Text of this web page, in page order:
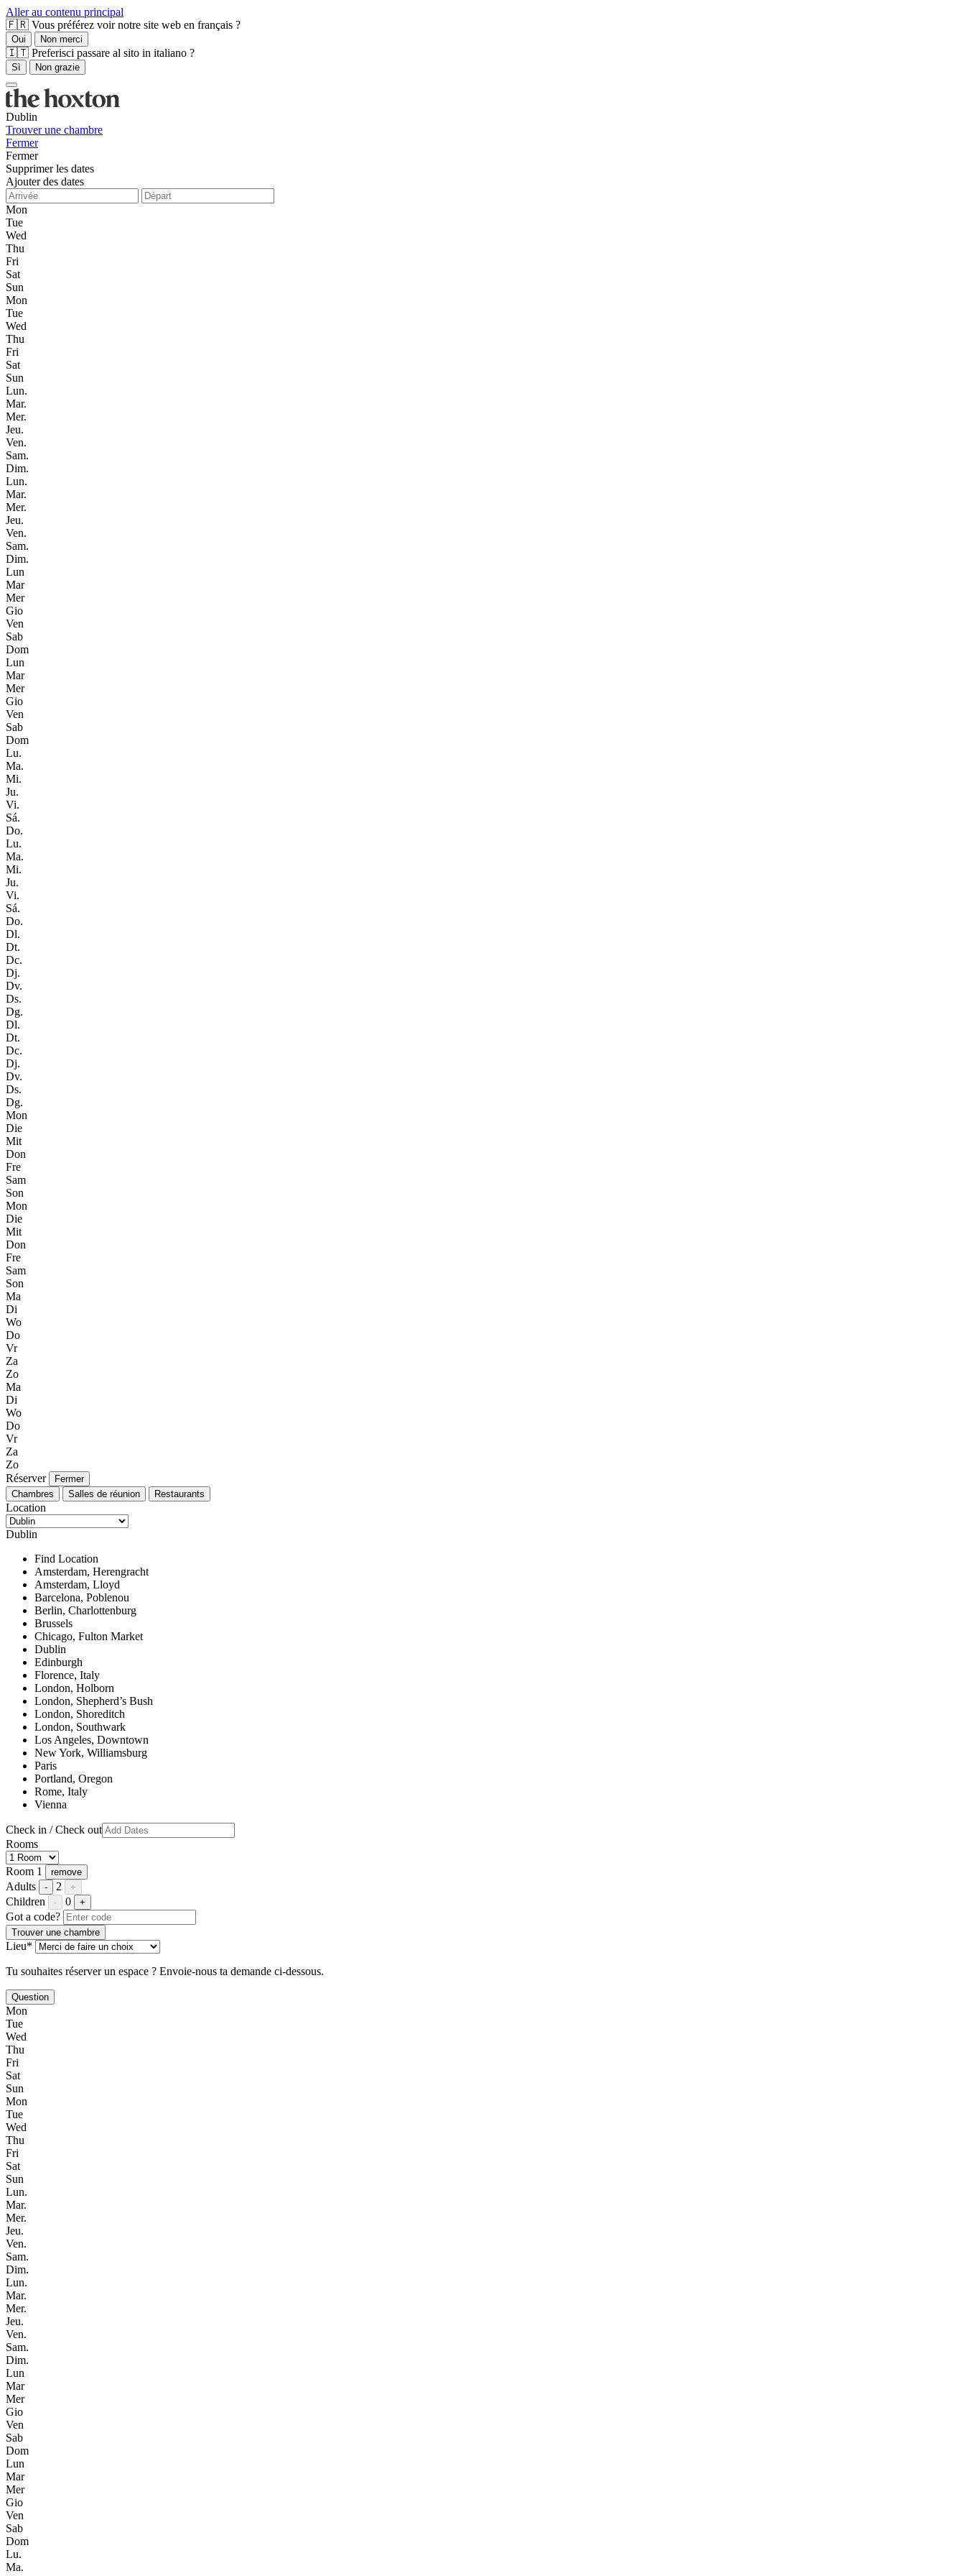
Aller au contenu principal
🇫🇷 Vous préférez voir notre site web en français ?
Oui Non merci
🇮🇹 Preferisci passare al sito in italiano ?
Sì Non grazie
Dublin
Trouver une chambre
Fermer
Fermer
Supprimer les dates
Ajouter des dates
Mon
Tue
Wed
Thu
Fri
Sat
Sun
Mon
Tue
Wed
Thu
Fri
Sat
Sun
Lun.
Mar.
Mer.
Jeu.
Ven.
Sam.
Dim.
Lun.
Mar.
Mer.
Jeu.
Ven.
Sam.
Dim.
Lun
Mar
Mer
Gio
Ven
Sab
Dom
Lun
Mar
Mer
Gio
Ven
Sab
Dom
Lu.
Ma.
Mi.
Ju.
Vi.
Sá.
Do.
Lu.
Ma.
Mi.
Ju.
Vi.
Sá.
Do.
Dl.
Dt.
Dc.
Dj.
Dv.
Ds.
Dg.
Dl.
Dt.
Dc.
Dj.
Dv.
Ds.
Dg.
Mon
Die
Mit
Don
Fre
Sam
Son
Mon
Die
Mit
Don
Fre
Sam
Son
Ma
Di
Wo
Do
Vr
Za
Zo
Ma
Di
Wo
Do
Vr
Za
Zo
Réserver
Fermer
Chambres
Salles de réunion Restaurants
Location
Dublin
Find Location
Amsterdam, Herengracht
Amsterdam, Lloyd
Barcelona, Poblenou
Berlin, Charlottenburg
Brussels
Chicago, Fulton Market
Dublin
Edinburgh
Florence, Italy
London, Holborn
London, Shepherd’s Bush
London, Shoreditch
London, Southwark
Los Angeles, Downtown
New York, Williamsburg
Paris
Portland, Oregon
Rome, Italy
Vienna
Check in / Check out
Rooms
Room 1 remove
Adults - 2 +
Children - 0 +
Got a code?
Trouver une chambre
Lieu*
Tu souhaites réserver un espace ? Envoie-nous ta demande ci-dessous.
Question
Mon
Tue
Wed
Thu
Fri
Sat
Sun
Mon
Tue
Wed
Thu
Fri
Sat
Sun
Lun.
Mar.
Mer.
Jeu.
Ven.
Sam.
Dim.
Lun.
Mar.
Mer.
Jeu.
Ven.
Sam.
Dim.
Lun
Mar
Mer
Gio
Ven
Sab
Dom
Lun
Mar
Mer
Gio
Ven
Sab
Dom
Lu.
Ma.